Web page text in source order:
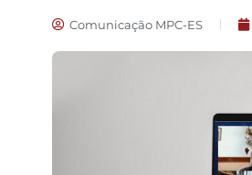
Comunicação MPC-ES